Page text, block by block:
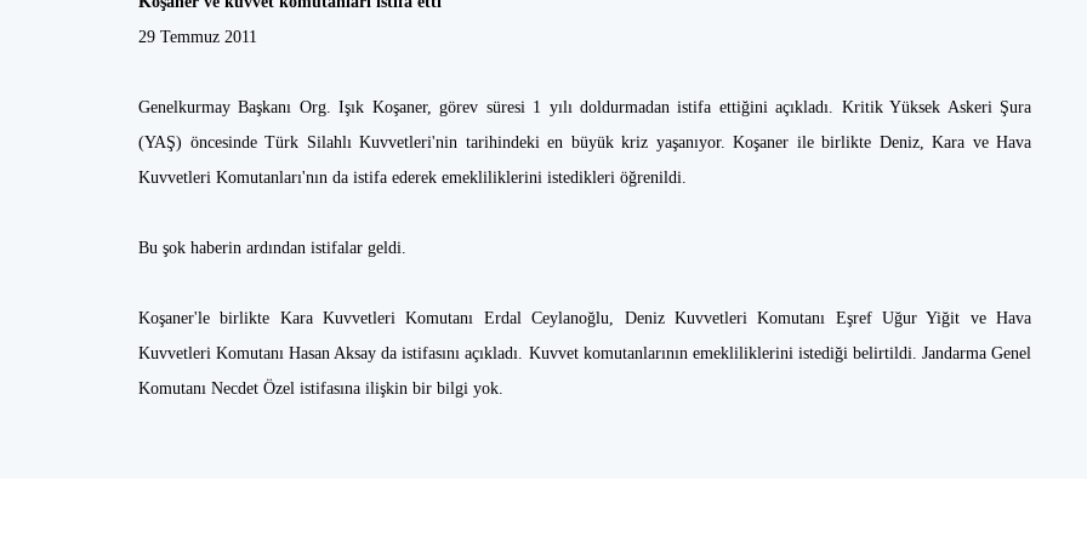
29 Temmuz 2011
Genelkurmay Başkanı Org. Işık Koşaner, görev süresi 1 yılı doldurmadan istifa ettiğini açıkladı. Kritik Yüksek Askeri Şura
(YAŞ) öncesinde Türk Silahlı Kuvvetleri'nin tarihindeki en büyük kriz yaşanıyor. Koşaner ile birlikte Deniz, Kara ve Hava
Kuvvetleri Komutanları'nın da istifa ederek emekliliklerini istedikleri öğrenildi.
Bu şok haberin ardından istifalar geldi.
Koşaner'le birlikte Kara Kuvvetleri Komutanı Erdal Ceylanoğlu, Deniz Kuvvetleri Komutanı Eşref Uğur Yiğit ve Hava
Kuvvetleri Komutanı Hasan Aksay da istifasını açıkladı. Kuvvet komutanlarının emekliliklerini istediği belirtildi. Jandarma Genel
Komutanı Necdet Özel istifasına ilişkin bir bilgi yok.